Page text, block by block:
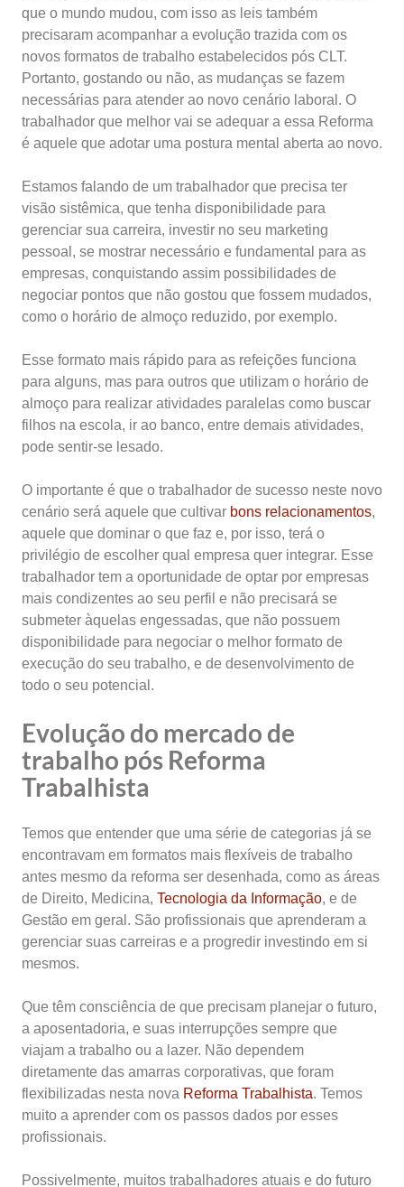
que o mundo mudou, com isso as leis também
precisaram acompanhar a evolução trazida com os
novos formatos de trabalho estabelecidos pós CLT.
Portanto, gostando ou não, as mudanças se fazem
necessárias para atender ao novo cenário laboral. O
trabalhador que melhor vai se adequar a essa Reforma
é aquele que adotar uma postura mental aberta ao novo.
Estamos falando de um trabalhador que precisa ter
visão sistêmica, que tenha disponibilidade para
gerenciar sua carreira, investir no seu marketing
pessoal, se mostrar necessário e fundamental para as
empresas, conquistando assim possibilidades de
negociar pontos que não gostou que fossem mudados,
como o horário de almoço reduzido, por exemplo.
Esse formato mais rápido para as refeições funciona
para alguns, mas para outros que utilizam o horário de
almoço para realizar atividades paralelas como buscar
filhos na escola, ir ao banco, entre demais atividades,
pode sentir-se lesado.
O importante é que o trabalhador de sucesso neste novo
cenário será aquele que cultivar bons relacionamentos,
aquele que dominar o que faz e, por isso, terá o
privilégio de escolher qual empresa quer integrar. Esse
trabalhador tem a oportunidade de optar por empresas
mais condizentes ao seu perfil e não precisará se
submeter àquelas engessadas, que não possuem
disponibilidade para negociar o melhor formato de
execução do seu trabalho, e de desenvolvimento de
todo o seu potencial.
Evolução do mercado de
trabalho pós Reforma
Trabalhista
Temos que entender que uma série de categorias já se
encontravam em formatos mais flexíveis de trabalho
antes mesmo da reforma ser desenhada, como as áreas
de Direito, Medicina, Tecnologia da Informação, e de
Gestão em geral. São profissionais que aprenderam a
gerenciar suas carreiras e a progredir investindo em si
mesmos.
Que têm consciência de que precisam planejar o futuro,
a aposentadoria, e suas interrupções sempre que
viajam a trabalho ou a lazer. Não dependem
diretamente das amarras corporativas, que foram
flexibilizadas nesta nova Reforma Trabalhista. Temos
muito a aprender com os passos dados por esses
profissionais.
Possivelmente, muitos trabalhadores atuais e do futuro